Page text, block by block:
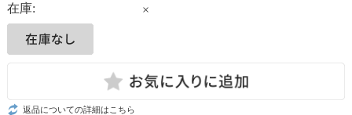
在庫: ×
返品についての詳細はこちら